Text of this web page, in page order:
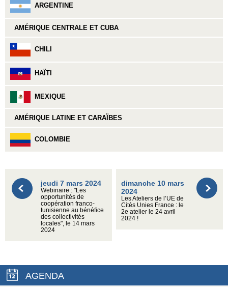
ARGENTINE
AMÉRIQUE CENTRALE ET CUBA
CHILI
HAÏTI
MEXIQUE
AMÉRIQUE LATINE ET CARAÏBES
COLOMBIE
jeudi 7 mars 2024
Webinaire : "Les
opportunités de
coopération franco-
tunisienne au bénéfice
des collectivités
locales", le 14 mars
2024
dimanche 10 mars
2024
Les Ateliers de l’UE de
Cités Unies France : le
2e atelier le 24 avril
2024 !
AGENDA